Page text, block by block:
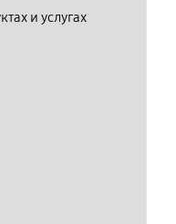
и услугах